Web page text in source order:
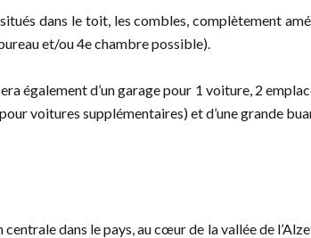
dans le toit, les combles, complètement
et/ou 4e chambre possible).
également d’un garage pour 1 voiture, 2
voitures supplémentaires) et d’une grande
centrale dans le pays, au cœur de la vallée de